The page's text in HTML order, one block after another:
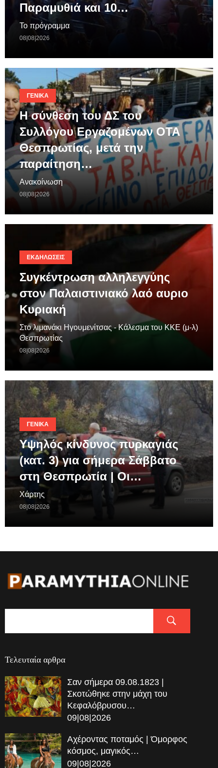
Παραμυθιά και 10…
Το πρόγραμμα
08|08|2026
ΓΕΝΙΚΆ
Η σύνθεση του ΔΣ του
Συλλόγου Εργαζομένων ΟΤΑ
Θεσπρωτίας, μετά την
παραίτηση…
Ανακοίνωση
08|08|2026
ΕΚΔΗΛΏΣΕΙΣ
Συγκέντρωση αλληλεγγύης
στον Παλαιστινιακό λαό αυριο
Κυριακή
Στο λιμανάκι Ηγουμενίτσας - Κάλεσμα του ΚΚΕ (μ-λ)
Θεσπρωτίας
08|08|2026
ΓΕΝΙΚΆ
Υψηλός κίνδυνος πυρκαγιάς
(κατ. 3) για σήμερα Σάββατο
στη Θεσπρωτία | Οι…
Χάρτης
08|08|2026
Τελευταία αρθρα
Σαν σήμερα 09.08.1823 |
Σκοτώθηκε στην μάχη του
Κεφαλόβρυσου…
09|08|2026
Αχέροντας ποταμός | Όμορφος
κόσμος, μαγικός…
09|08|2026